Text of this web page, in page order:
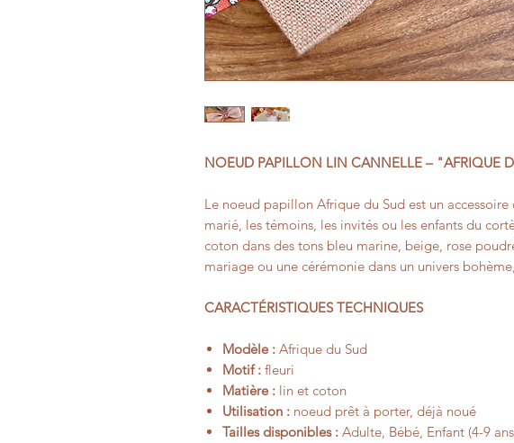
NOEUD PAPILLON LIN CANNELLE – "AFRIQUE
Le noeud papillon Afrique du Sud est un
marié, les témoins, les invités ou les enfants du
coton dans des tons bleu marine, beige, rose
mariage ou une cérémonie dans un univers
CARACTÉRISTIQUES TECHNIQUES
Modèle : Afrique du Sud
Motif : fleuri
Matière : lin et coton
Utilisation : noeud prêt à porter, déjà noué
Tailles disponibles : Adulte, Bébé, Enfant (4-9